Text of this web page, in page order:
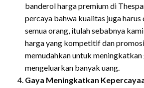
banderol harga premium di
percaya bahwa kualitas juga
semua orang, itulah sebabnya
harga yang kompetitif dan
memudahkan untuk meningkatkan
mengeluarkan banyak uang.
Gaya Meningkatkan